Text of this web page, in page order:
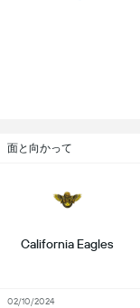
面と向かって
California Eagles
02/10/2024